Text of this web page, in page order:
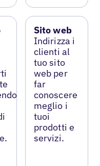
Sito web
Indirizza i
clienti al
tuo sito
web per
far
conoscere
meglio i
tuoi
prodotti e
servizi.